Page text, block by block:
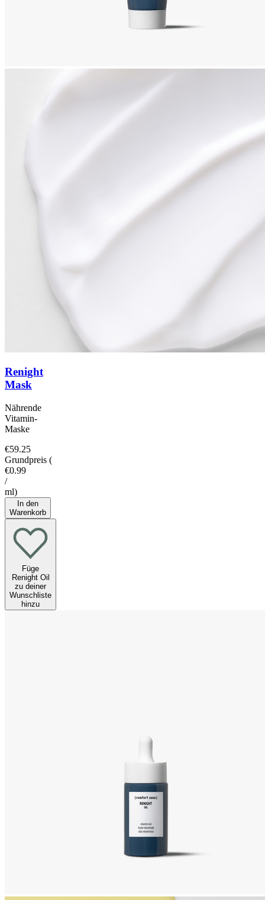
Renight
Mask
Nährende
Vitamin-
Maske
€59.25
Grundpreis (
€0.99
/
ml)
In den
Warenkorb
Füge
Renight Oil
zu deiner
Wunschliste
hinzu